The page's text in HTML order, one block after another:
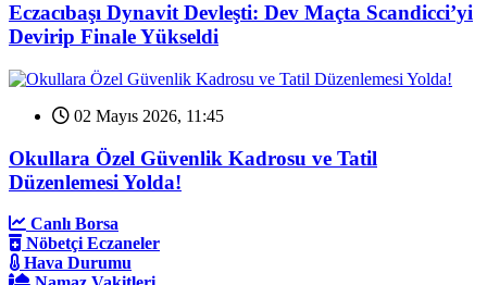
Eczacıbaşı Dynavit Devleşti: Dev Maçta Scandicci’yi
Devirip Finale Yükseldi
02 Mayıs 2026, 11:45
Okullara Özel Güvenlik Kadrosu ve Tatil
Düzenlemesi Yolda!
Canlı Borsa
Nöbetçi Eczaneler
Hava Durumu